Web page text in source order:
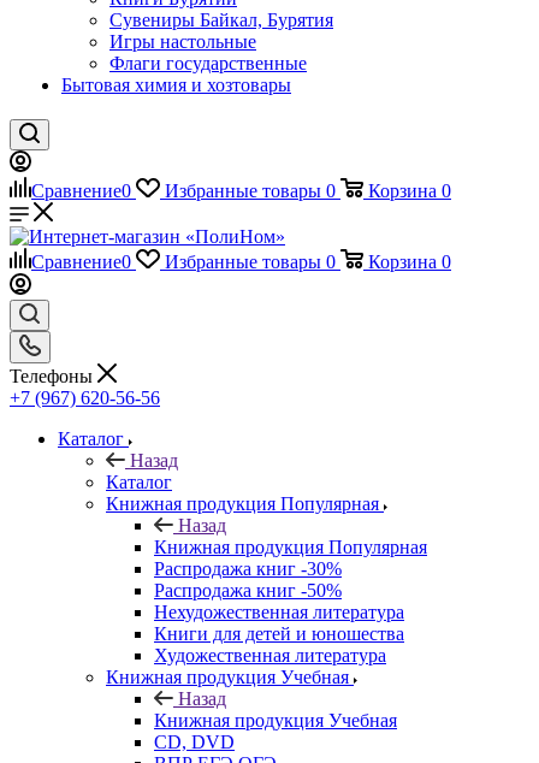
Сувениры Байкал, Бурятия
Игры настольные
Флаги государственные
Бытовая химия и хозтовары
Сравнение0 Избранные товары 0 Корзина 0
Сравнение0 Избранные товары 0 Корзина 0
Телефоны
+7 (967) 620-56-56
Каталог
Назад
Каталог
Книжная продукция Популярная
Назад
Книжная продукция Популярная
Распродажа книг -30%
Распродажа книг -50%
Нехудожественная литература
Книги для детей и юношества
Художественная литература
Книжная продукция Учебная
Назад
Книжная продукция Учебная
CD, DVD